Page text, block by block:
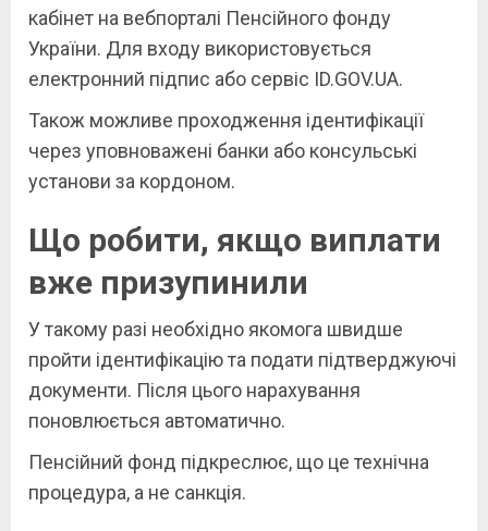
кабінет на вебпорталі Пенсійного фонду
України. Для входу використовується
електронний підпис або сервіс ID.GOV.UA.
Також можливе проходження ідентифікації
через уповноважені банки або консульські
установи за кордоном.
Що робити, якщо виплати
вже призупинили
У такому разі необхідно якомога швидше
пройти ідентифікацію та подати підтверджуючі
документи. Після цього нарахування
поновлюється автоматично.
Пенсійний фонд підкреслює, що це технічна
процедура, а не санкція.